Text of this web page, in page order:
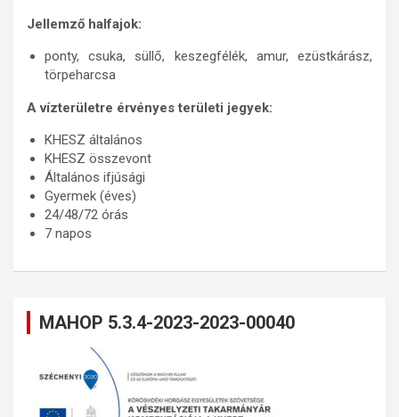
Jellemző halfajok:
ponty, csuka, süllő, keszegfélék, amur, ezüstkárász,
törpeharcsa
A vízterületre érvényes területi jegyek:
KHESZ általános
KHESZ összevont
Általános ifjúsági
Gyermek (éves)
24/48/72 órás
7 napos
MAHOP 5.3.4-2023-2023-00040